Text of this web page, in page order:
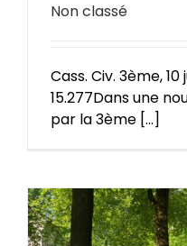
Non classé
Cass. Civ. 3ème, 10
15.277Dans une
par la 3ème [...]